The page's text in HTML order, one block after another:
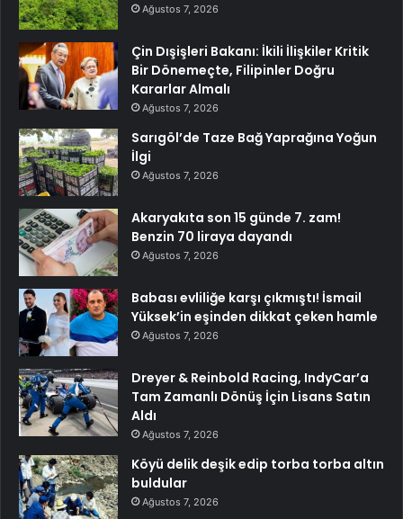
Ağustos 7, 2026
Çin Dışişleri Bakanı: İkili İlişkiler Kritik
Bir Dönemeçte, Filipinler Doğru
Kararlar Almalı
Ağustos 7, 2026
Sarıgöl’de Taze Bağ Yaprağına Yoğun
İlgi
Ağustos 7, 2026
Akaryakıta son 15 günde 7. zam!
Benzin 70 liraya dayandı
Ağustos 7, 2026
Babası evliliğe karşı çıkmıştı! İsmail
Yüksek’in eşinden dikkat çeken hamle
Ağustos 7, 2026
Dreyer & Reinbold Racing, IndyCar’a
Tam Zamanlı Dönüş İçin Lisans Satın
Aldı
Ağustos 7, 2026
Köyü delik deşik edip torba torba altın
buldular
Ağustos 7, 2026